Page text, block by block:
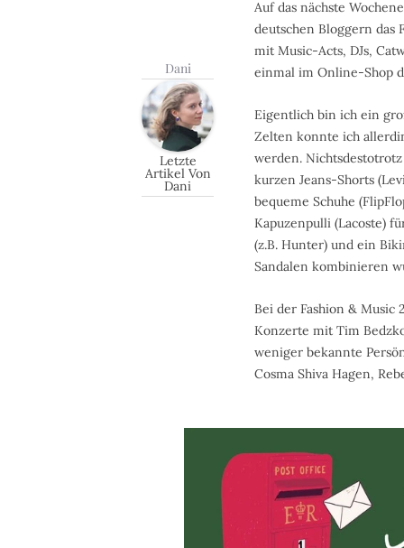
Dani
Letzte
Artikel Von
Dani
Auf das nächste
deutschen Bloggern das
mit Music-Acts, DJs,
einmal im Online-Shop
Eigentlich bin ich ein
Zelten konnte ich
werden.
kurzen Jeans-Shorts
bequeme Schuhe
Kapuzenpulli (Lacoste)
(z.B. Hunter) und ein
Sandalen kombinieren
Bei der Fashion & Music
Konzerte mit Tim
weniger bekannte
Cosma Shiva Hagen,